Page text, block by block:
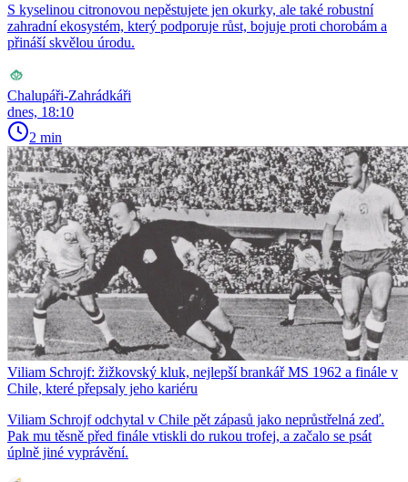
S kyselinou citronovou nepěstujete jen okurky, ale také robustní
zahradní ekosystém, který podporuje růst, bojuje proti chorobám a
přináší skvělou úrodu.
Chalupáři-Zahrádkáři
dnes, 18:10
2 min
Viliam Schrojf: žižkovský kluk, nejlepší brankář MS 1962 a finále v
Chile, které přepsaly jeho kariéru
Viliam Schrojf odchytal v Chile pět zápasů jako neprůstřelná zeď.
Pak mu těsně před finále vtiskli do rukou trofej, a začalo se psát
úplně jiné vyprávění.